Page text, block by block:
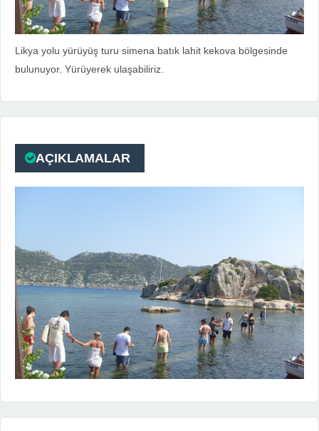
Likya yolu yürüyüş turu simena batık lahit kekova bölgesinde
bulunuyor. Yürüyerek ulaşabiliriz.
AÇIKLAMALAR